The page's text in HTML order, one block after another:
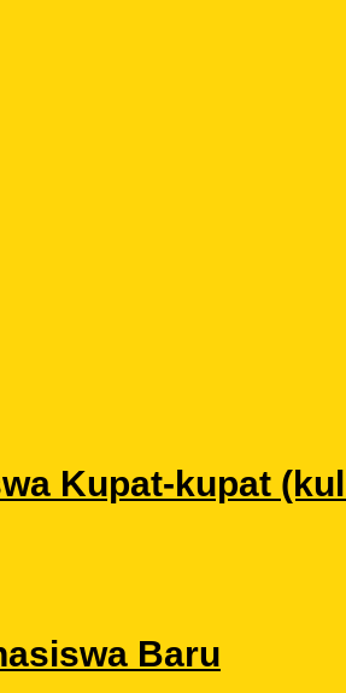
Kupat-kupat
Baru